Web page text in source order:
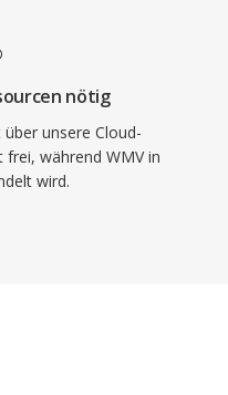
nötig
unsere Cloud-
während WMV in
wird.